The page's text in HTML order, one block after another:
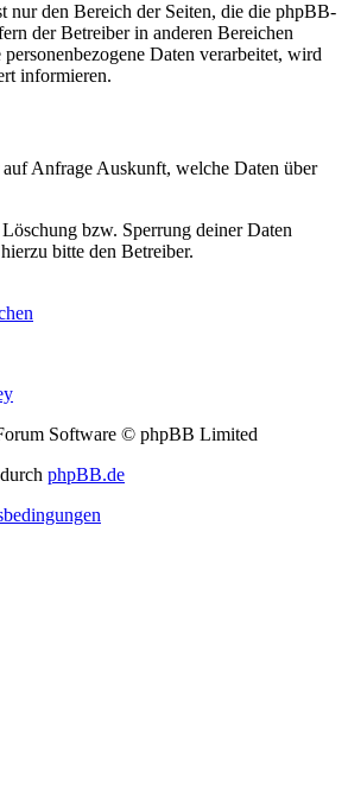
nur den Bereich der Seiten, die die phpBB-
der Betreiber in anderen Bereichen
Daten verarbeitet, wird
informieren.
Anfrage Auskunft, welche Daten über
bzw. Sperrung deiner Daten
bitte den Betreiber.
Software © phpBB Limited
phpBB.de